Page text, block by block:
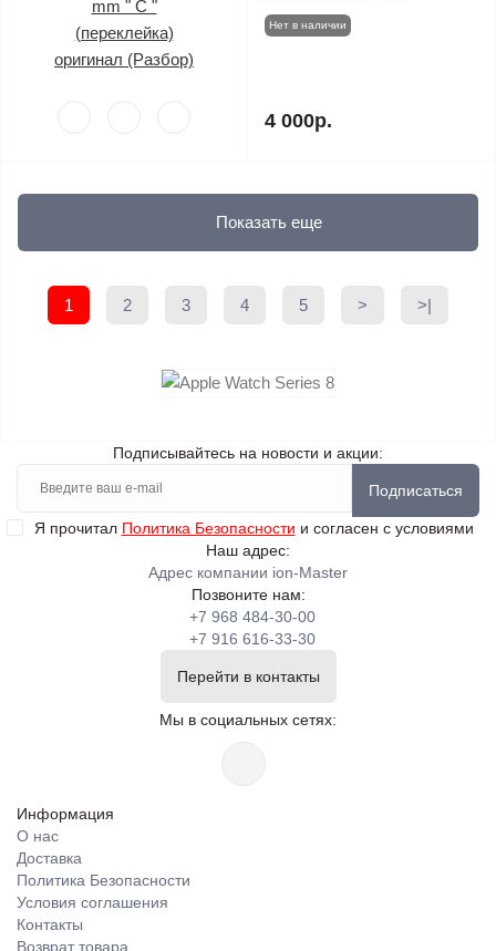
Нет в наличии
4 000р.
Показать еще
1 2 3 4 5 > >|
Подписывайтесь на новости и акции:
Подписаться
Я прочитал Политика Безопасности и согласен с условиями
Наш адрес:
Адрес компании ion-Master
Позвоните нам:
+7 968 484-30-00
+7 916 616-33-30
Перейти в контакты
Мы в социальных сетях:
Информация
О нас
Доставка
Политика Безопасности
Условия соглашения
Контакты
Возврат товара